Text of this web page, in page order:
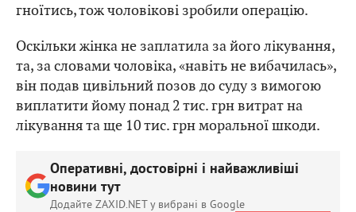
гноїтись, тож чоловікові зробили операцію.
Оскільки жінка не заплатила за його лікування,
та, за словами чоловіка, «навіть не вибачилась»,
він подав цивільний позов до суду з вимогою
виплатити йому понад 2 тис. грн витрат на
лікування та ще 10 тис. грн моральної шкоди.
Оперативні, достовірні і найважливіші
новини тут
Додайте ZAXID.NET у вибрані в Google